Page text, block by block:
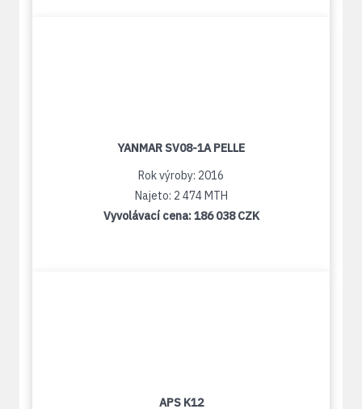
YANMAR SV08-1A PELLE
Rok výroby: 2016
Najeto: 2 474 MTH
Vyvolávací cena:186 038 CZK
APS K12